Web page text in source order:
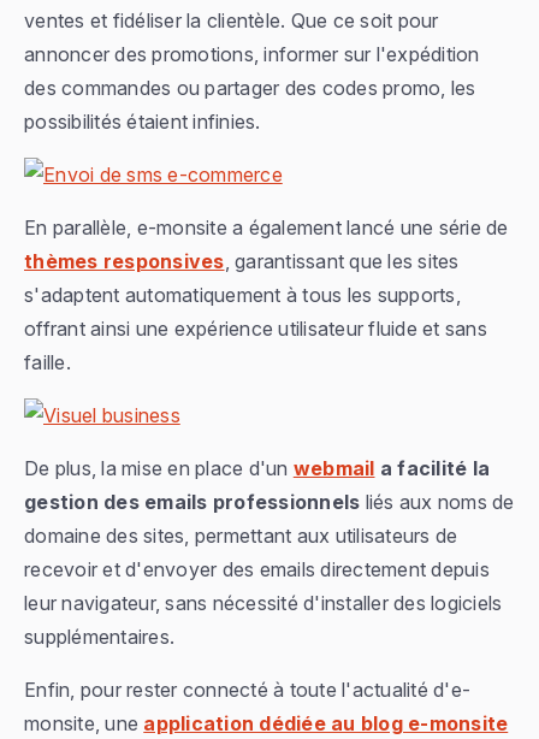
ventes et fidéliser la clientèle. Que ce soit pour
annoncer des promotions, informer sur l'expédition
des commandes ou partager des codes promo, les
possibilités étaient infinies.
En parallèle, e-monsite a également lancé une série de
thèmes responsives , garantissant que les sites
s'adaptent automatiquement à tous les supports,
offrant ainsi une expérience utilisateur fluide et sans
faille.
De plus, la mise en place d'un webmail a facilité la
gestion des emails professionnels liés aux noms de
domaine des sites, permettant aux utilisateurs de
recevoir et d'envoyer des emails directement depuis
leur navigateur, sans nécessité d'installer des logiciels
supplémentaires.
Enfin, pour rester connecté à toute l'actualité d'e-
monsite, une application dédiée au blog e-monsite